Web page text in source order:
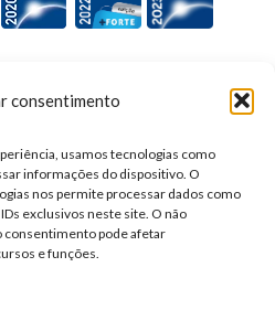
consentimento
usamos tecnologias como
informações do dispositivo. O
nos permite processar dados como
exclusivos neste site. O não
consentimento pode afetar
e funções.
Premiações e honrarias: